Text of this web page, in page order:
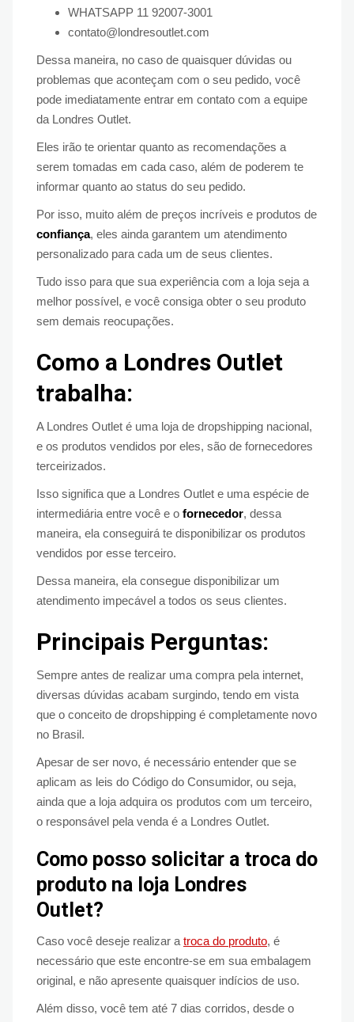
WHATSAPP 11 92007-3001
contato@londresoutlet.com
Dessa maneira, no caso de quaisquer dúvidas ou
problemas que aconteçam com o seu pedido, você
pode imediatamente entrar em contato com a equipe
da Londres Outlet.
Eles irão te orientar quanto as recomendações a
serem tomadas em cada caso, além de poderem te
informar quanto ao status do seu pedido.
Por isso, muito além de preços incríveis e produtos de
confiança, eles ainda garantem um atendimento
personalizado para cada um de seus clientes.
Tudo isso para que sua experiência com a loja seja a
melhor possível, e você consiga obter o seu produto
sem demais reocupações.
Como a Londres Outlet
trabalha:
A Londres Outlet é uma loja de dropshipping nacional,
e os produtos vendidos por eles, são de fornecedores
terceirizados.
Isso significa que a Londres Outlet e uma espécie de
intermediária entre você e o fornecedor, dessa
maneira, ela conseguirá te disponibilizar os produtos
vendidos por esse terceiro.
Dessa maneira, ela consegue disponibilizar um
atendimento impecável a todos os seus clientes.
Principais Perguntas:
Sempre antes de realizar uma compra pela internet,
diversas dúvidas acabam surgindo, tendo em vista
que o conceito de dropshipping é completamente novo
no Brasil.
Apesar de ser novo, é necessário entender que se
aplicam as leis do Código do Consumidor, ou seja,
ainda que a loja adquira os produtos com um terceiro,
o responsável pela venda é a Londres Outlet.
Como posso solicitar a troca do
produto na loja Londres
Outlet?
Caso você deseje realizar a troca do produto, é
necessário que este encontre-se em sua embalagem
original, e não apresente quaisquer indícios de uso.
Além disso, você tem até 7 dias corridos, desde o